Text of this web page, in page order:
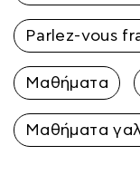
Parlez-vous
Μαθήματα
Μαθήματα